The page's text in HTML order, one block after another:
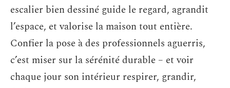
escalier bien dessiné guide le regard, agrandit
l’espace, et valorise la maison tout entière.
Confier la pose à des professionnels aguerris,
c’est miser sur la sérénité durable – et voir
chaque jour son intérieur respirer, grandir,